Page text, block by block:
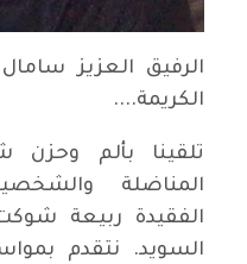
الرفيق العزيز
الكريمة....
تلقينا بألم وحزن
المناضلة
الفقيدة ربيعة
السويد. نتقدم